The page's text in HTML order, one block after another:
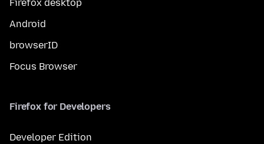
Firefox desktop
Android
browserID
Focus Browser
Firefox for Developers
Developer Edition